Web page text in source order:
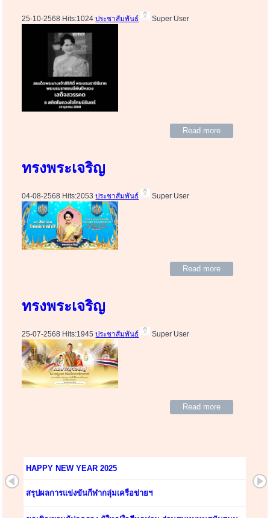
25-10-2568 Hits:1024ประชาสัมพันธ์ Super User
Read more
ทรงพระเจริญ
04-08-2568 Hits:2053ประชาสัมพันธ์ Super User
Read more
ทรงพระเจริญ
25-07-2568 Hits:1945ประชาสัมพันธ์ Super User
Read more
HAPPY NEW YEAR 2025
สรุปผลการแข่งขันกีฬากลุ่มเครือข่ายฯ